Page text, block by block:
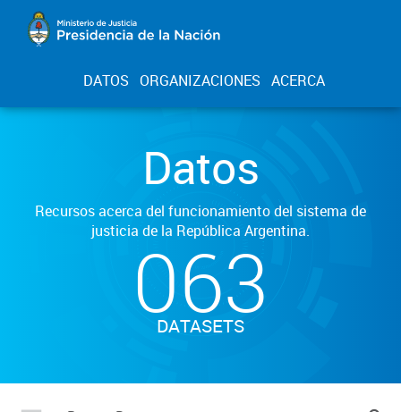
DATOS ORGANIZACIONES ACERCA
Datos
Recursos acerca del funcionamiento del sistema de
justicia de la República Argentina.
063
DATASETS